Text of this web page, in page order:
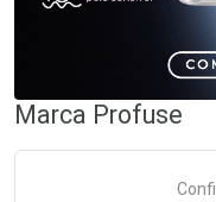
Marca Profuse